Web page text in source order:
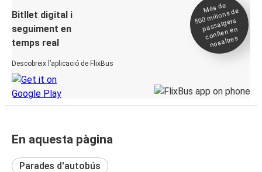
Bitllet digital i
seguiment en
temps real
Descobreix l’aplicació de FlixBus
Més de
500
milions de
passatgers
confien en
nosaltres
En aquesta pàgina
Parades d'autobús